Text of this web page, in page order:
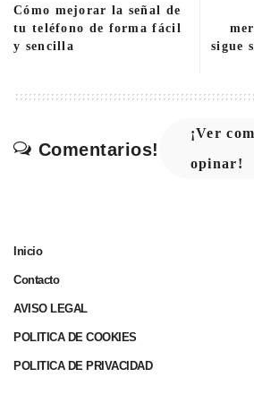
Cómo mejorar la señal de
tu teléfono de forma fácil
y sencilla
sigue
Comentarios!
¡Ver
opinar!
Inicio
Contacto
AVISO LEGAL
POLITICA DE COOKIES
POLITICA DE PRIVACIDAD